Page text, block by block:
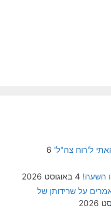
ל'רוח צה"ל' 6
השעה! 4 באוגוסט 2026
על שרידותן של